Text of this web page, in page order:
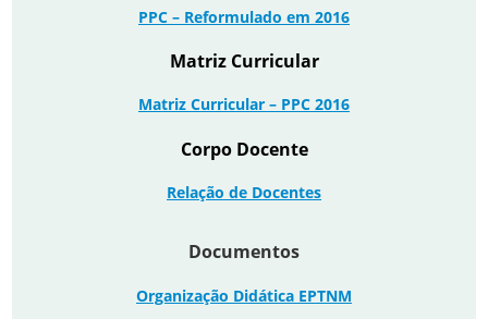
PPC – Reformulado em 2016
Matriz Curricular
Matriz Curricular – PPC 2016
Corpo Docente
Relação de Docentes
Documentos
Organização Didática EPTNM